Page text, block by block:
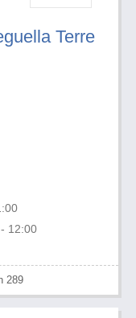
Terre
12:00
289